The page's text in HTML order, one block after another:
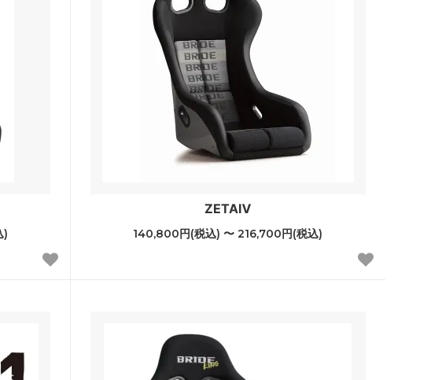
)
ZETAⅣ
140,800円(税込) 〜 216,700円(税込)